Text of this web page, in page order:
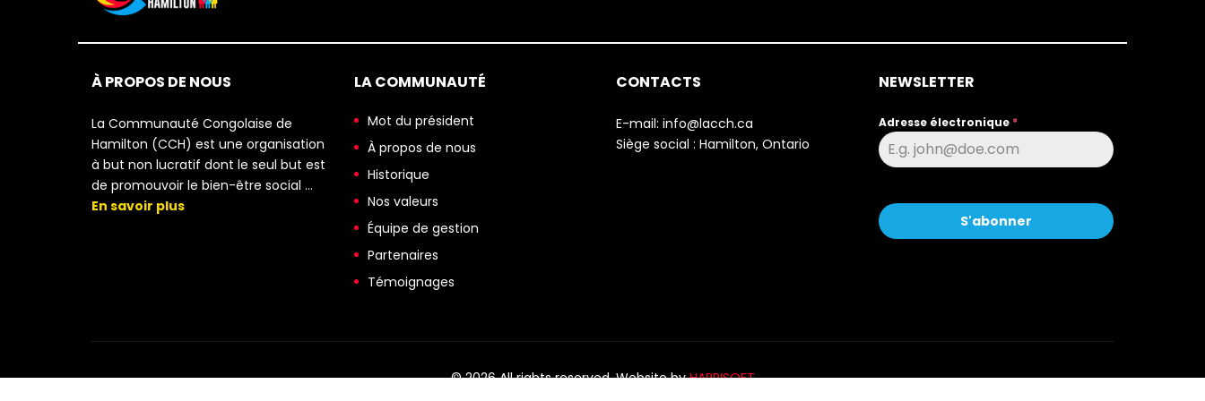
À PROPOS DE NOUS
La Communauté Congolaise de
Hamilton (CCH) est une organisation
à but non lucratif dont le seul but est
de promouvoir le bien-être social …
En savoir plus
LA COMMUNAUTÉ
Mot du président
À propos de nous
Historique
Nos valeurs
Équipe de gestion
Partenaires
Témoignages
CONTACTS
E-mail: info@lacch.ca
Siège social : Hamilton, Ontario
NEWSLETTER
Adresse électronique *
S'abonner
© 2026 All rights reserved. Website byHAPPISOFT